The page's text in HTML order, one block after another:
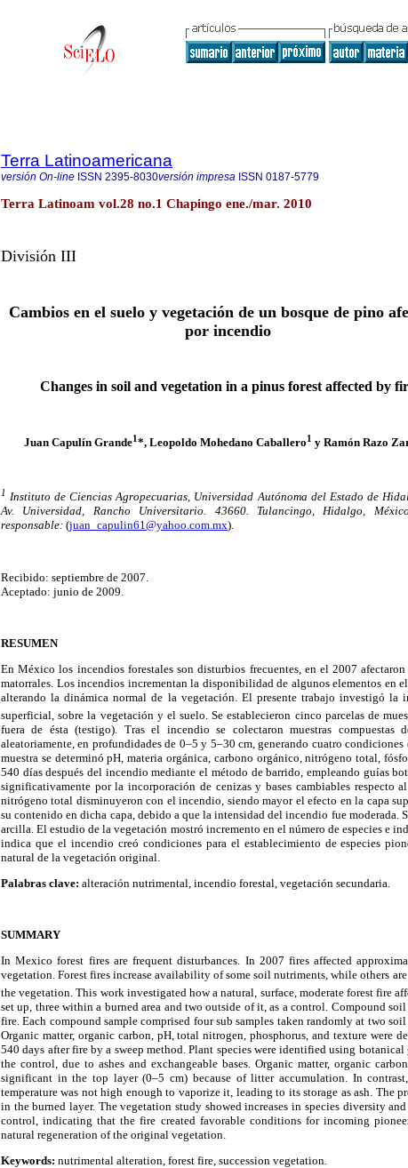
Terra Latinoamericana
versión On-line ISSN 2395-8030versión impresa ISSN 0187-5779
Terra Latinoam vol.28 no.1 Chapingo ene./mar. 2010
División III
Cambios en el suelo y vegetación de un bosque de pino
por incendio
Changes in soil and vegetation in a pinus forest affected by
Juan Capulín Grande1*, Leopoldo Mohedano Caballero1 y Ramón Razo
1 Instituto de Ciencias Agropecuarias, Universidad Autónoma del Estado de
Av. Universidad, Rancho Universitario. 43660. Tulancingo, Hidalgo,
responsable: (juan_capulin61@yahoo.com.mx).
Recibido: septiembre de 2007.
Aceptado: junio de 2009.
RESUMEN
En México los incendios forestales son disturbios frecuentes, en el 2007
matorrales. Los incendios incrementan la disponibilidad de algunos elementos en
alterando la dinámica normal de la vegetación. El presente trabajo investigó
superficial, sobre la vegetación y el suelo. Se establecieron cinco parcelas de
fuera de ésta (testigo). Tras el incendio se colectaron muestras compuestas
aleatoriamente, en profundidades de 0–5 y 5–30 cm, generando cuatro
muestra se determinó pH, materia orgánica, carbono orgánico, nitrógeno total,
540 días después del incendio mediante el método de barrido, empleando guías
significativamente por la incorporación de cenizas y bases cambiables respecto
nitrógeno total disminuyeron con el incendio, siendo mayor el efecto en la capa
su contenido en dicha capa, debido a que la intensidad del incendio fue moderada.
arcilla. El estudio de la vegetación mostró incremento en el número de especies e
indica que el incendio creó condiciones para el establecimiento de especies
natural de la vegetación original.
Palabras clave: alteración nutrimental, incendio forestal, vegetación secundaria
SUMMARY
In Mexico forest fires are frequent disturbances. In 2007 fires affected
vegetation. Forest fires increase availability of some soil nutriments, while others
the vegetation. This work investigated how a natural, surface, moderate forest fire
set up, three within a burned area and two outside of it, as a control. Compound
fire. Each compound sample comprised four sub samples taken randomly at two
Organic matter, organic carbon, pH, total nitrogen, phosphorus, and texture were
540 days after fire by a sweep method. Plant species were identified using
the control, due to ashes and exchangeable bases. Organic matter, organic
significant in the top layer (0–5 cm) because of litter accumulation. In
temperature was not high enough to vaporize it, leading to its storage as ash. The
in the burned layer. The vegetation study showed increases in species diversity
control, indicating that the fire created favorable conditions for incoming
natural regeneration of the original vegetation.
Keywords: nutrimental alteration, forest fire, succession vegetation